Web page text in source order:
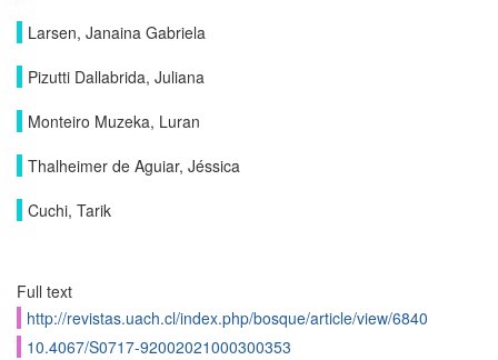
Larsen, Janaina Gabriela
Pizutti Dallabrida, Juliana
Monteiro Muzeka, Luran
Thalheimer de Aguiar, Jéssica
Cuchi, Tarik
Full text
http://revistas.uach.cl/index.php/bosque/article/view/6840
10.4067/S0717-92002021000300353